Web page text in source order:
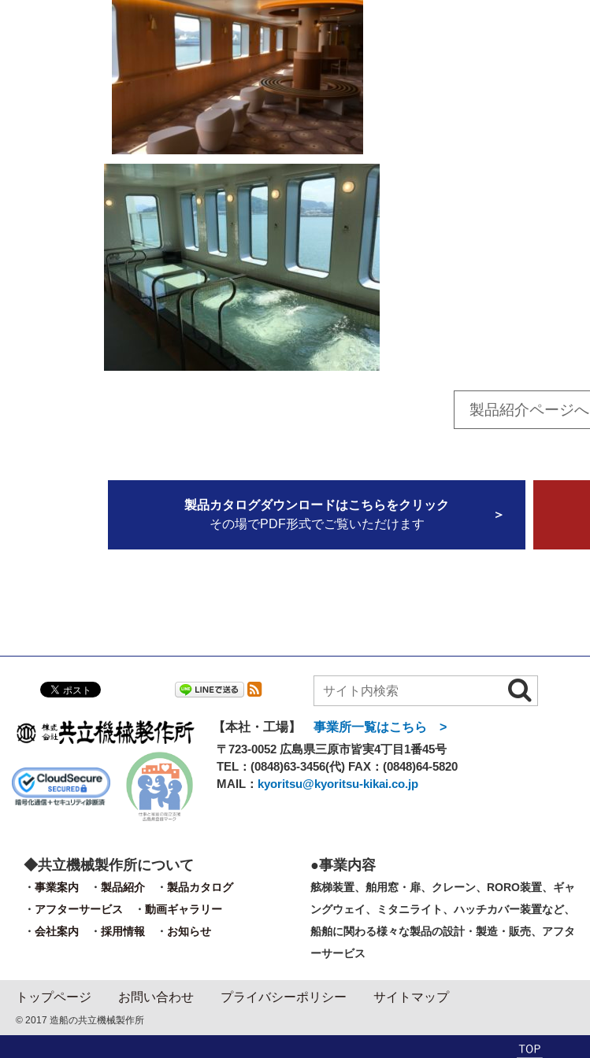
製品紹介ページへ
製品カタログダウンロードはこちらをクリック
その場でPDF形式でご覧いただけます
【本社・工場】 事業所一覧はこちら >
〒723-0052 広島県三原市皆実4丁目1番45号
TEL： (0848)63-3456(代) FAX：(0848)64-5820
MAIL： kyoritsu@kyoritsu-kikai.co.jp
共立機械製作所について
事業案内 製品紹介
製品カタログ
アフターサービス
動画ギャラリー
会社案内
採用情報 お知らせ
事業内容
舷梯装置、舶用窓・扉、クレーン、RORO装置、ギャ
ングウェイ、ミタニライト、ハッチカバー装置など、
船舶に関わる様々な製品の設計・製造・販売、アフタ
ーサービス
トップページ お問い合わせ プライバシーポリシー サイトマップ
© 2017 造船の共立機械製作所